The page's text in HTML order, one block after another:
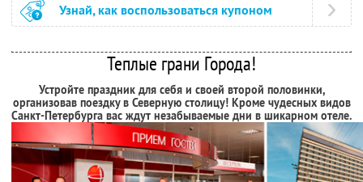
Узнай, как воспользоваться купоном
Теплые грани Города!
Устройте праздник для себя и своей второй половинки,
организовав поездку в Северную столицу! Кроме чудесных видов
Санкт-Петербурга вас ждут незабываемые дни в шикарном отеле.